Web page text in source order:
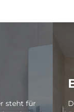
steht für